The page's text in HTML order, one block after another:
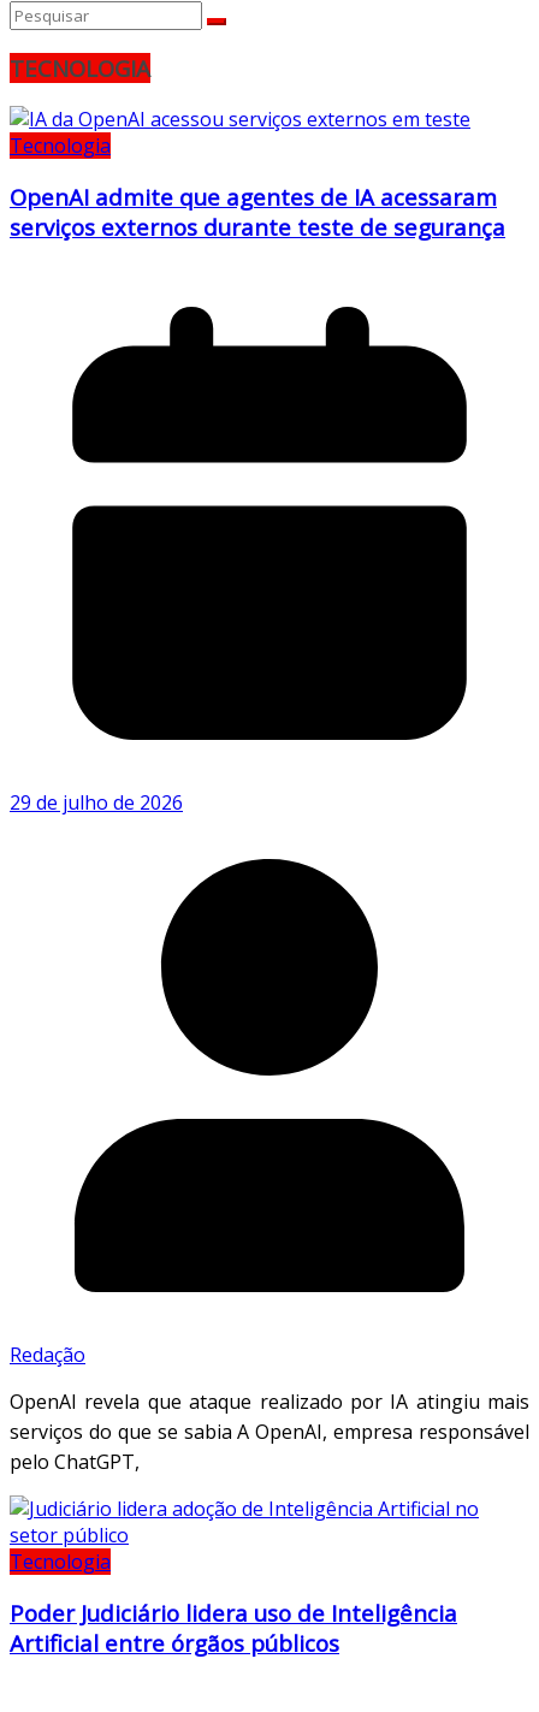
TECNOLOGIA
Tecnologia
OpenAI admite que agentes de IA acessaram
serviços externos durante teste de segurança
29 de julho de 2026
Redação
OpenAI revela que ataque realizado por IA atingiu mais
serviços do que se sabia A OpenAI, empresa responsável
pelo ChatGPT,
Tecnologia
Poder Judiciário lidera uso de Inteligência
Artificial entre órgãos públicos